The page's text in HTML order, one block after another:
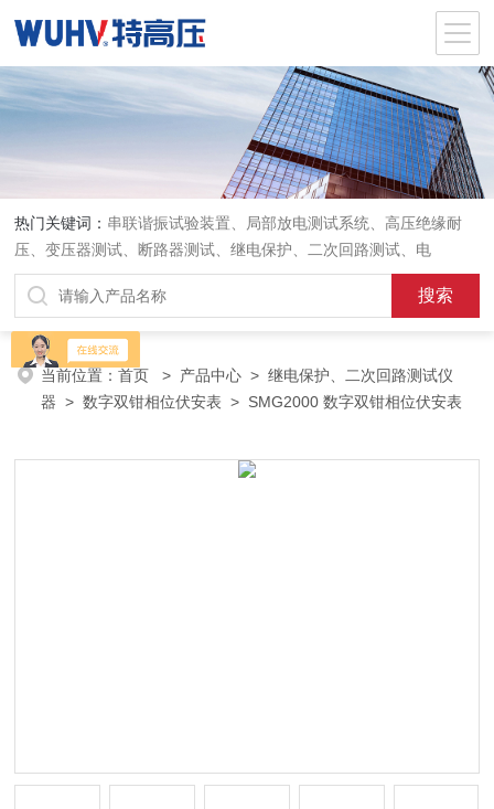
热门关键词： 串联谐振试验装置、局部放电测试系统、高压绝缘耐
压、变压器测试、断路器测试、继电保护、二次回路测试、电
当前位置：首页 > 产品中心 >继电保护、二次回路测试仪
器 >数字双钳相位伏安表 > SMG2000 数字双钳相位伏安表